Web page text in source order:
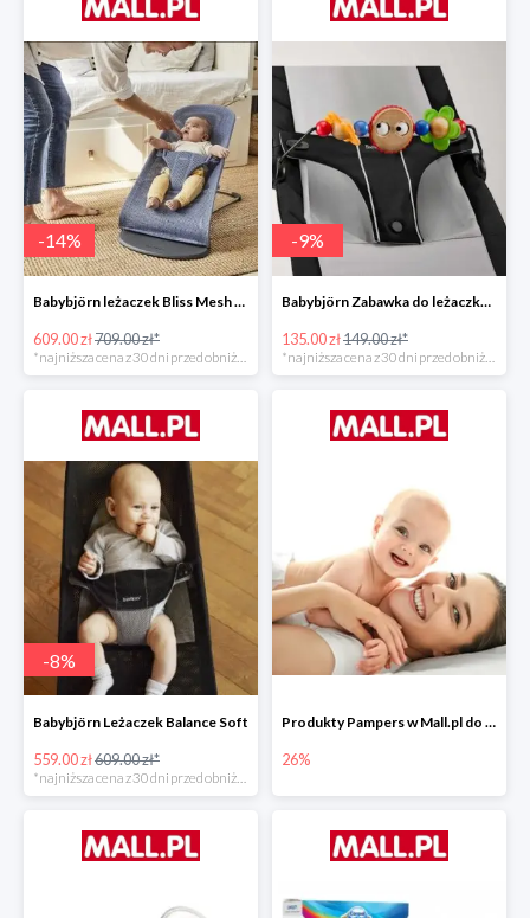
-14%
Babybjörn leżaczek Bliss Mesh State Blue
609.00 zł709.00 zł*
*najniższa cena z 30 dni przed obniżką
-9%
Babybjörn Zabawka do leżaczka Balance
135.00 zł149.00 zł*
*najniższa cena z 30 dni przed obniżką
-8%
Babybjörn Leżaczek Balance Soft
559.00 zł609.00 zł*
Produkty Pampers w Mall.pl do -26%
26%